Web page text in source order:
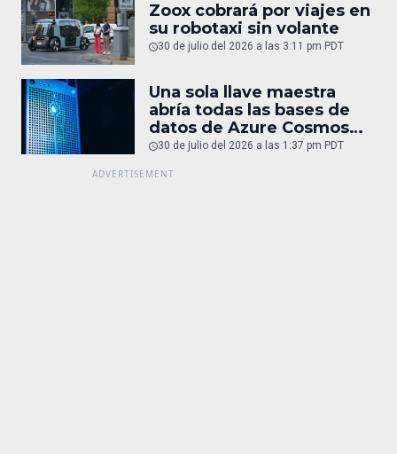
Zoox cobrará por viajes en
su robotaxi sin volante
30 de julio del 2026 a las 3:11 pm PDT
Una sola llave maestra
abría todas las bases de
datos de Azure Cosmos
DB
30 de julio del 2026 a las 1:37 pm PDT